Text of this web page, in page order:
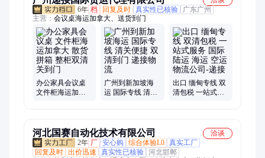
6年 档 回复及时 真实性已核验
广东广州
主营： 会议桌海运加拿大、送货到门
办公家具会议桌
文件柜海运加拿
广州到新加坡海
运 国际专线 清关
出口 缅甸专线 双
清包税 一站式服
河北国赛自动化技术有限公司
洽谈
2年 厂 安心购 综合体验L0 真实工厂
回复及时 出价迅速 真实性已核验 河北邯郸